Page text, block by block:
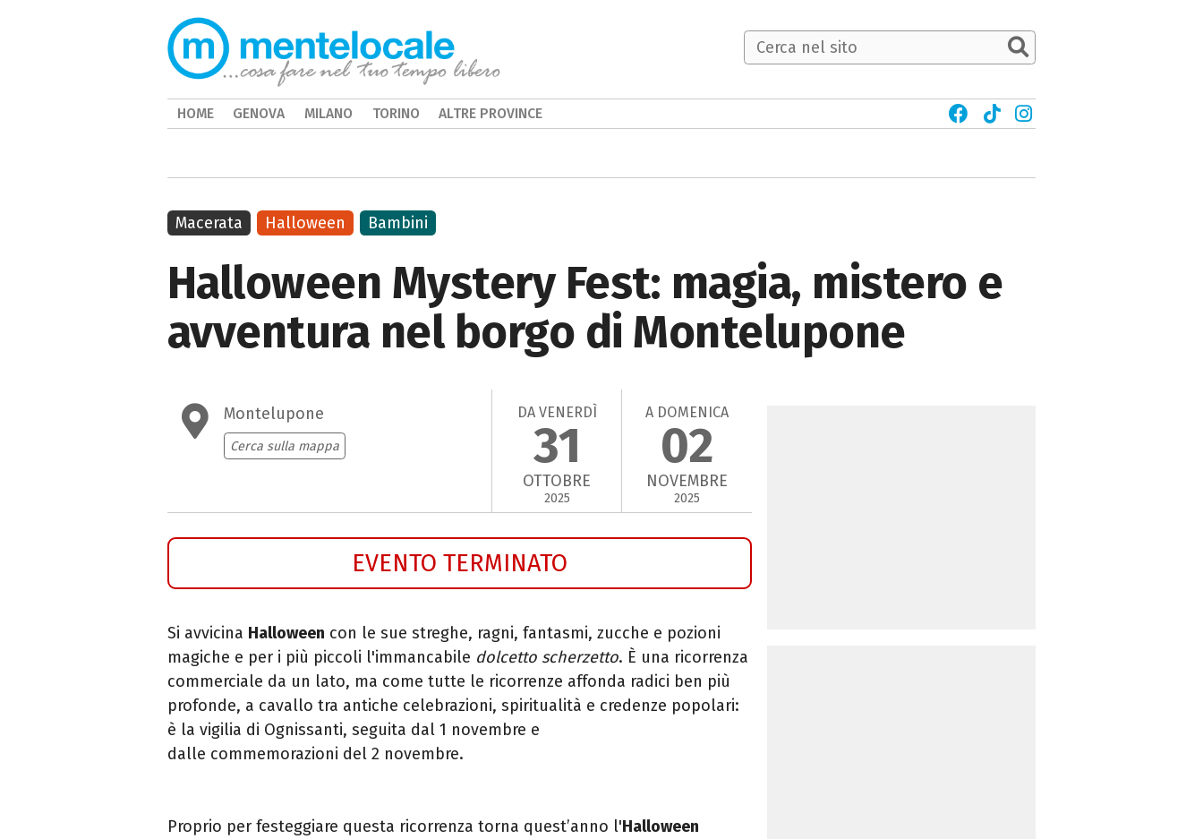
Halloween Mystery Fest: magia, mistero e
avventura nel borgo di Montelupone
Montelupone
Cerca sulla mappa
DA VENERDÌ
31
OTTOBRE
2025
A DOMENICA
02
NOVEMBRE
2025
EVENTO TERMINATO
Si avvicina Halloween con le sue streghe, ragni, fantasmi, zucche e pozioni
magiche e per i più piccoli l'immancabile dolcetto scherzetto. È una ricorrenza
commerciale da un lato, ma come tutte le ricorrenze affonda radici ben più
profonde, a cavallo tra antiche celebrazioni, spiritualità e credenze popolari:
è la vigilia di Ognissanti, seguita dal 1 novembre e
dalle commemorazioni del 2 novembre.
Proprio per festeggiare questa ricorrenza torna quest’anno l'Halloween
Macerata Halloween Bambini
HOME GENOVA MILANO TORINO ALTRE PROVINCE